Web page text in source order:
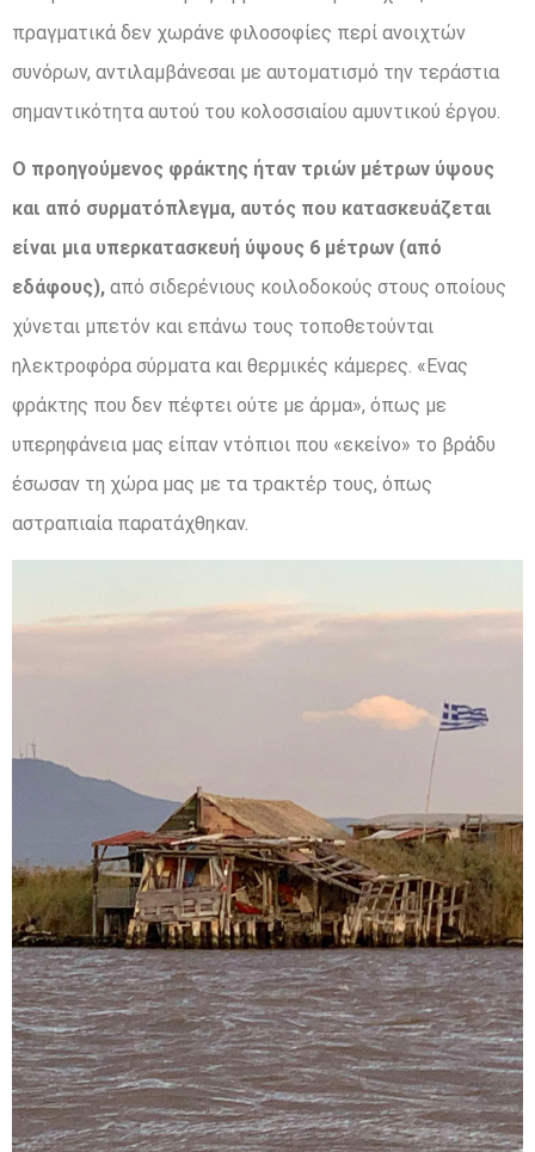
πραγματικά δεν χωράνε φιλοσοφίες περί ανοιχτών
συνόρων, αντιλαμβάνεσαι με αυτοματισμό την τεράστια
σημαντικότητα αυτού του κολοσσιαίου αμυντικού έργου.
Ο προηγούμενος φράκτης ήταν τριών μέτρων ύψους
και από συρματόπλεγμα, αυτός που κατασκευάζεται
είναι μια υπερκατασκευή ύψους 6 μέτρων (από
εδάφους), από σιδερένιους κοιλοδοκούς στους οποίους
χύνεται μπετόν και επάνω τους τοποθετούνται
ηλεκτροφόρα σύρματα και θερμικές κάμερες. «Ενας
φράκτης που δεν πέφτει ούτε με άρμα», όπως με
υπερηφάνεια μας είπαν ντόπιοι που «εκείνο» το βράδυ
έσωσαν τη χώρα μας με τα τρακτέρ τους, όπως
αστραπιαία παρατάχθηκαν.